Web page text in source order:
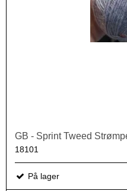
GB - Sprint Tweed
18101
På lager